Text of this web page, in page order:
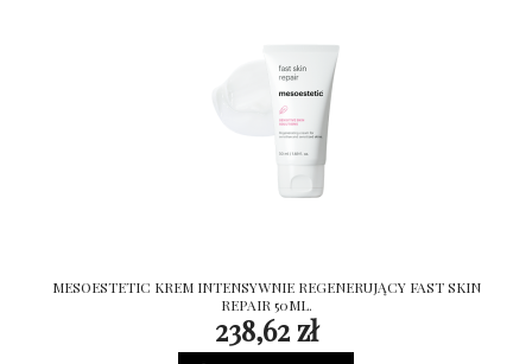
MESOESTETIC KREM INTENSYWNIE REGENERUJĄCY FAST SKIN
REPAIR 50ML.
238,62 zł